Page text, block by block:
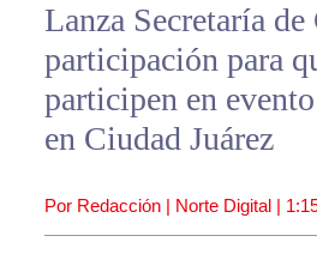
Lanza Secretaría
participación para
participen en
en Ciudad Juárez
Por Redacción | Norte Digital |